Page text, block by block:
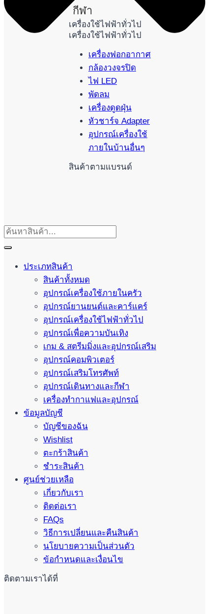
กีฬา
เครื่องใช้ไฟฟ้าทั่วไป
เครื่องใช้ไฟฟ้าทั่วไป
เครื่องฟอกอากาศ
กล้องวงจรปิด
ไฟ LED
พัดลม
เครื่องดูดฝุ่น
หัวชาร์จ Adapter
อุปกรณ์เครื่องใช้
ภายในบ้านอื่นๆ
สินค้าตามแบรนด์
ประเภทสินค้า
สินค้าทั้งหมด
อุปกรณ์เครื่องใช้ภายในครัว
อุปกรณ์ยานยนต์และคาร์แคร์
อุปกรณ์เครื่องใช้ไฟฟ้าทั่วไป
อุปกรณ์เพื่อความบันเทิง
เกม & สตรีมมิ่งและอุปกรณ์เสริม
อุปกรณ์คอมพิวเตอร์
อุปกรณ์เสริมโทรศัพท์
อุปกรณ์เดินทางและกีฬา
เครื่องทำกาแฟและอุปกรณ์
ข้อมูลบัญชี
บัญชีของฉัน
Wishlist
ตะกร้าสินค้า
ชำระสินค้า
ศูนย์ช่วยเหลือ
เกี่ยวกับเรา
ติดต่อเรา
FAQs
วิธีการเปลี่ยนและคืนสินค้า
นโยบายความเป็นส่วนตัว
ข้อกำหนดและเงื่อนไข
ติดตามเราได้ที่